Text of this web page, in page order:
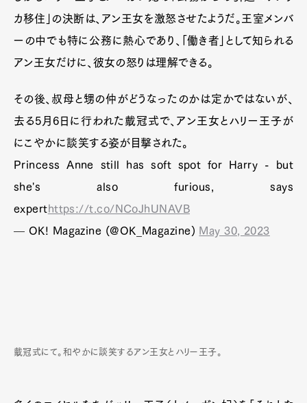
カ移住」の決断は、アン王女を激怒させたようだ。王室メンバ
ーの中でも特に公務に熱心であり、「働き者」として知られる
アン王女だけに、彼女の怒りは理解できる。
その後、叔母と甥の仲がどうなったのかは定かではないが、
去る5月6日に行われた戴冠式で、アン王女とハリー王子が
にこやかに談笑する姿が目撃された。
Princess Anne still has soft spot for Harry - but
she's also furious, says
experthttps://t.co/NCoJhUNAVB
— OK! Magazine (@OK_Magazine) May 30, 2023
戴冠式にて。和やかに談笑するアン王女とハリー王子。